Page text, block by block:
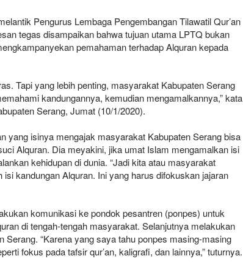
Pengurus Lembaga Pengembangan Tilawatil Qur’an
tegas disampaikan bahwa tujuan utama LPTQ bukan
pemahaman terhadap Alquran kepada
Tapi yang lebih penting, masyarakat Kabupaten Serang
kandungannya, kemudian mengamalkannya,” kata
Serang, Jumat (10/1/2020).
yang isinya mengajak masyarakat Kabupaten Serang bisa
Alquran. Dia meyakini, jika umat Islam mengamalkan isi
kehidupan di dunia. “Jadi kita atau masyarakat
kandungan Alquran. Ini yang harus difokuskan jajaran
komunikasi ke pondok pesantren (ponpes) untuk
di tengah-tengah masyarakat. Selanjutnya melakukan
“Karena yang saya tahu ponpes masing-masing
fokus pada tafsir qur’an, kaligrafi, dan lainnya,” tuturnya.